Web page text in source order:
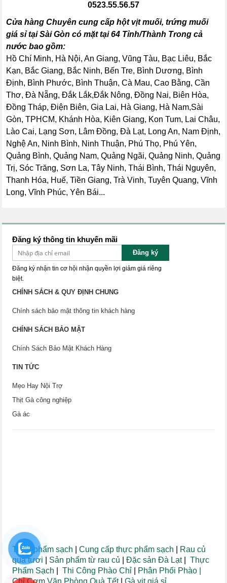
0523.55.56.57
Cửa hàng Chuyên cung cấp hột vịt muối, trứng muối
giá sỉ tại Sài Gòn có mặt tại 64 Tỉnh/Thành Trong cả
nước bao gồm:
Hồ Chí Minh, Hà Nội, An Giang, Vũng Tàu, Bạc Liêu, Bắc
Kạn, Bắc Giang, Bắc Ninh, Bến Tre, Bình Dương, Bình
Định, Bình Phước, Bình Thuận, Cà Mau, Cao Bằng, Cần
Thơ, Đà Nẵng, Đắk Lắk,Đắk Nông, Đồng Nai, Biên Hòa,
Đồng Tháp, Điện Biên, Gia Lai, Hà Giang, Hà Nam,Sài
Gòn, TPHCM, Khánh Hòa, Kiên Giang, Kon Tum, Lai Châu,
Lào Cai, Lạng Sơn, Lâm Đồng, Đà Lạt, Long An, Nam Định,
Nghệ An, Ninh Bình, Ninh Thuận, Phú Thọ, Phú Yên,
Quảng Bình, Quảng Nam, Quảng Ngãi, Quảng Ninh, Quảng
Trị, Sóc Trăng, Sơn La, Tây Ninh, Thái Bình, Thái Nguyên,
Thanh Hóa, Huế, Tiền Giang, Trà Vinh, Tuyên Quang, Vĩnh
Long, Vĩnh Phúc, Yên Bái...
Đăng ký thông tin khuyến mãi
Đăng ký
Đăng ký nhận tin cơ hội nhận quyền lợi giảm giá riêng
biệt.
CHÍNH SÁCH & QUY ĐỊNH CHUNG
Chính sách bảo mật thông tin khách hàng
CHÍNH SÁCH BẢO MẬT
Chính Sách Bảo Mật Khách Hàng
TIN TỨC
Mẹo Hay Nội Trợ
Thịt Gà công nghiệp
Gà ác
Thực phẩm sạch |Cung cấp thực phẩm sạch
Rau củ
quả tươi
Sản phẩm từ rau củ |Đặc sản Đà Lạt|Thực
Phẩm Sạch |Thi Công Phào Chỉ Phân Phối Phào